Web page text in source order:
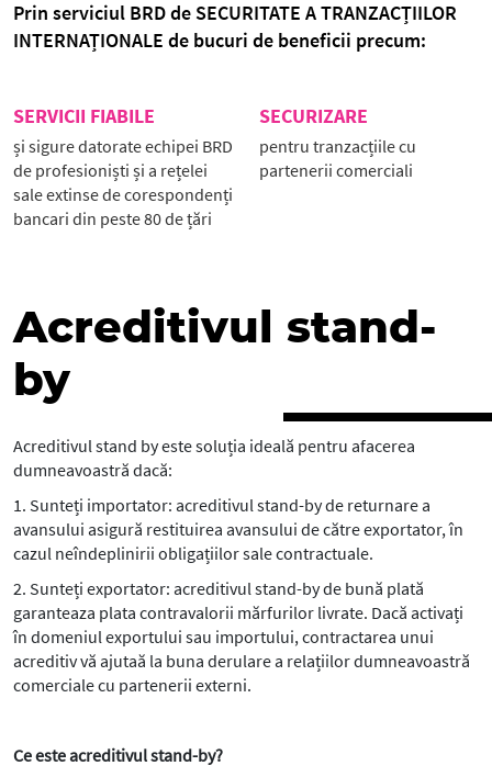
Prin serviciul BRD de SECURITATE A TRANZACȚIILOR
INTERNAȚIONALE de bucuri de beneficii precum:
SERVICII FIABILE
și sigure datorate echipei BRD
de profesioniști și a rețelei
sale extinse de corespondenți
bancari din peste 80 de țări
SECURIZARE
pentru tranzacțiile cu
partenerii comerciali
Acreditivul stand-
by
Acreditivul stand by este soluția ideală pentru afacerea
dumneavoastră dacă:
1. Sunteți importator: acreditivul stand-by de returnare a
avansului asigură restituirea avansului de către exportator, în
cazul neîndeplinirii obligațiilor sale contractuale.
2. Sunteți exportator: acreditivul stand-by de bună plată
garanteaza plata contravalorii mărfurilor livrate. Dacă activați
în domeniul exportului sau importului, contractarea unui
acreditiv vă ajutaă la buna derulare a relațiilor dumneavoastră
comerciale cu partenerii externi.
Ce este acreditivul stand-by?